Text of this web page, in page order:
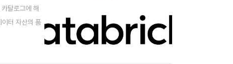
탈로그에 해
터 자산의 품